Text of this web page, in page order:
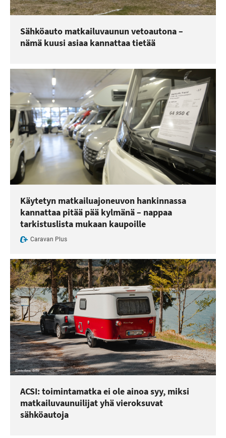
Sähköauto matkailuvaunun vetoautona –
nämä kuusi asiaa kannattaa tietää
Käytetyn matkailuajoneuvon hankinnassa
kannattaa pitää pää kylmänä – nappaa
tarkistuslista mukaan kaupoille
Caravan Plus
ACSI: toimintamatka ei ole ainoa syy, miksi
matkailuvaunuilijat yhä vieroksuvat
sähköautoja